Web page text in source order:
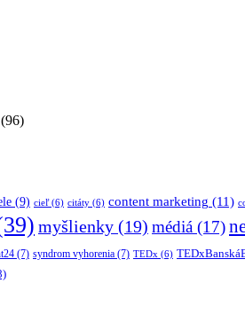
(96)
(9) cieľ(6) citáty (6) content marketing (11)
myšlienky (19) médiá (17)
(7) syndrom vyhorenia (7) TEDx (6)